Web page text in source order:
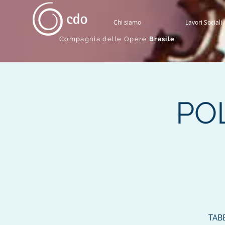
Compagnia delle Opere Brasile
Chi siamo Lavori Sociali